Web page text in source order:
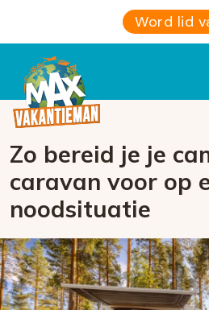
Word lid
Zo bereid je je
caravan voor op
noodsituatie